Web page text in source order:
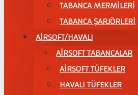
TABANCA MERMİLERİ
TABANCA ŞARJÖRLERİ
AİRSOFT/HAVALI
AİRSOFT TABANCALAR
AİRSOFT TÜFEKLER
HAVALI TÜFEKLER